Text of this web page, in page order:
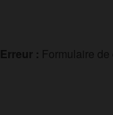
Erreur : Formulaire de